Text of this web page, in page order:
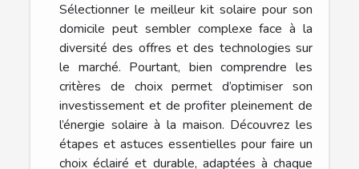
Sélectionner le meilleur kit solaire pour son
domicile peut sembler complexe face à la
diversité des offres et des technologies sur
le marché. Pourtant, bien comprendre les
critères de choix permet d’optimiser son
investissement et de profiter pleinement de
l’énergie solaire à la maison. Découvrez les
étapes et astuces essentielles pour faire un
choix éclairé et durable, adaptées à chaque